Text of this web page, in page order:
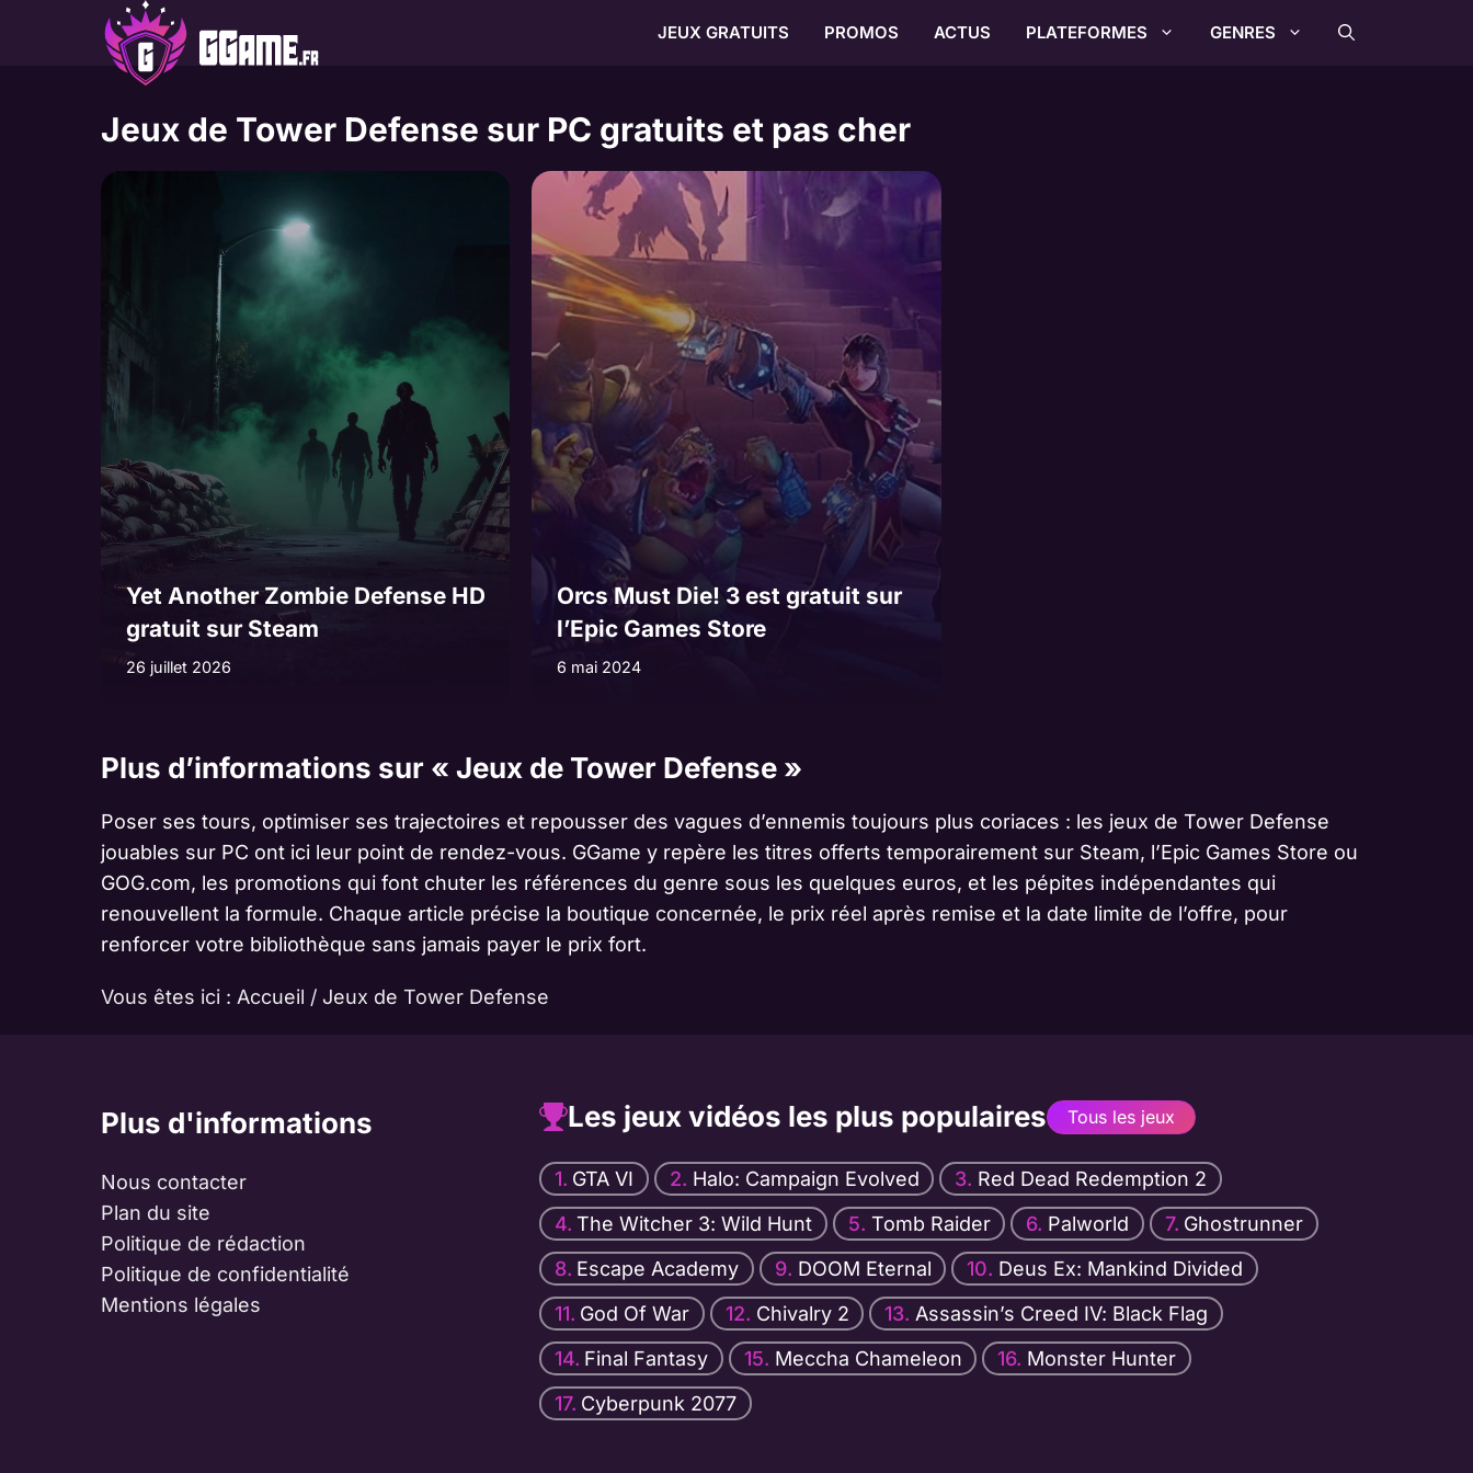
JEUX GRATUITS PROMOS ACTUS PLATEFORMES GENRES
Jeux de Tower Defense sur PC gratuits et pas cher
Yet Another Zombie Defense HD
gratuit sur Steam
26 juillet 2026
Orcs Must Die! 3 est gratuit sur
l’Epic Games Store
6 mai 2024
Plus d’informations sur « Jeux de Tower Defense »
Poser ses tours, optimiser ses trajectoires et repousser des vagues d’ennemis toujours plus coriaces : les jeux de Tower Defense
jouables sur PC ont ici leur point de rendez-vous. GGame y repère les titres offerts temporairement sur Steam, l’Epic Games Store ou
GOG.com, les promotions qui font chuter les références du genre sous les quelques euros, et les pépites indépendantes qui
renouvellent la formule. Chaque article précise la boutique concernée, le prix réel après remise et la date limite de l’offre, pour
renforcer votre bibliothèque sans jamais payer le prix fort.
Vous êtes ici : Accueil / Jeux de Tower Defense
Plus d'informations
Nous contacter
Plan du site
Politique de rédaction
Politique de confidentialité
Mentions légales
Les jeux vidéos les plus populaires Tous les jeux
GTA VI Halo: Campaign Evolved
Red Dead Redemption 2
The Witcher 3: Wild Hunt
Tomb Raider Palworld
Ghostrunner
Escape Academy
DOOM Eternal
Deus Ex: Mankind Divided
God Of War
Chivalry 2
Assassin’s Creed IV: Black Flag
Final Fantasy
Meccha Chameleon
Monster Hunter
Cyberpunk 2077